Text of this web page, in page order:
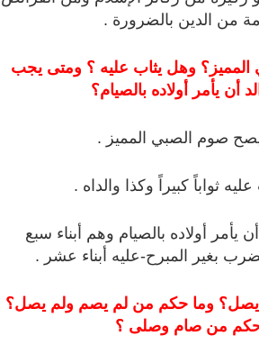
من الدين بالضرورة .
وهل يثاب عليه ؟ ومتى يجب
أن يأمر أولاده بالصيام؟
صوم الصبي المميز .
ثواباً كبيراً وكذا والداه .
يأمر أولاده بالصيام وهم أبناء سبع
بغير المبرح-عليه أبناء عشر .
وما حكم من لم يصم ولم يصل؟
حكم من صام وصلى ؟